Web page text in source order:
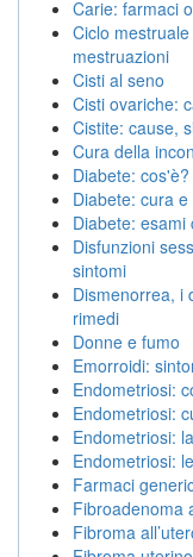
Carie: farmaci
Ciclo
mestruazioni
Cisti al seno
Cisti ovariche:
Cistite: cause,
Cura della
Diabete: cos'è?
Diabete: cura
Diabete: esami
Disfunzioni
sintomi
Dismenorrea, i
rimedi
Donne e fumo
Emorroidi:
Endometriosi:
Endometriosi:
Endometriosi:
Endometriosi:
Farmaci
Fibroadenoma
Fibroma